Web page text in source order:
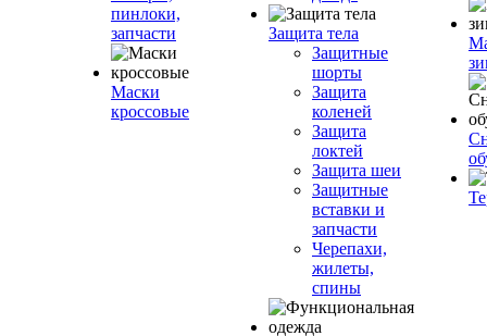
пинлоки,
запчасти
Маски
кроссовые
Защита тела
Защитные
шорты
Защита
коленей
Защита
локтей
Защита шеи
Защитные
вставки и
запчасти
Черепахи,
жилеты,
спины